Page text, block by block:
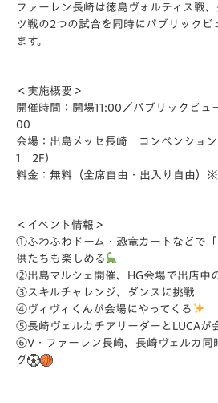
ファーレン長崎は徳島ヴォルティス戦
ツ戦の2つの試合を同時にパブリックビ
ます。
＜ 実施概要＞
開催時間：開場11:00／パブリックビュ
00
会場：出島メッセ長崎 コンベンショ
1 2F）
料金：無料（全席自由・出入り自由） ※
＜イベント情報＞
①ふわふわドーム・恐竜カートなどで「
供たちも楽しめる
②出島マルシェ開催、HG会場で出店中
③スキルチャレンジ、ダンスに挑戦
④ヴィヴィくんが会場にやってくる
⑤長崎ヴェルカチアリーダーとLUCAが
⑥V・ファーレン長崎、長崎ヴェルカ同
グ